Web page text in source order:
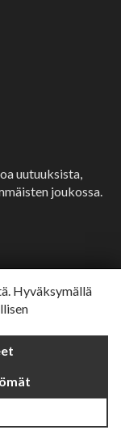
Hyväksymällä
uutuuksista,
joukossa.